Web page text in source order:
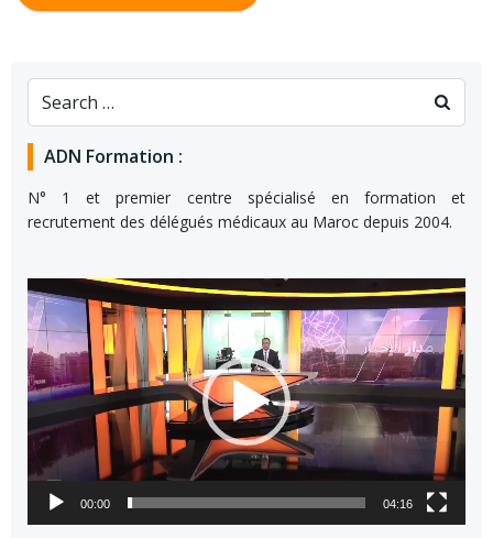
ADN Formation :
N° 1 et premier centre spécialisé en formation et
recrutement des délégués médicaux au Maroc depuis 2004.
Lecteur
vidéo
00:00 04:16